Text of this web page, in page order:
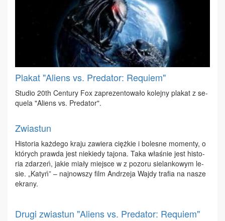
Plakat "Aliens vs. Predator: Requiem"
Stu­dio 20th Cen­tu­ry Fox za­pre­zen­to­wa­ło ko­lej­ny pla­kat z se­
qu­ela "Aliens vs. Pre­da­tor".
Zwiastun
Hi­sto­ria każ­de­go kra­ju za­wie­ra cięż­kie i bo­le­sne mo­men­ty, o
któ­rych praw­da jest nie­kie­dy ta­jo­na. Ta­ka wła­śnie jest hi­sto­
ria zda­rzeń, ja­kie mia­ły miej­sce w z po­zo­ru sie­lan­ko­wym le­
sie. „Ka­tyń” – naj­now­szy film An­drze­ja Waj­dy tra­fia na na­sze
ekra­ny.
Drugi zwiastun "Aliens vs. Predator: Requiem"